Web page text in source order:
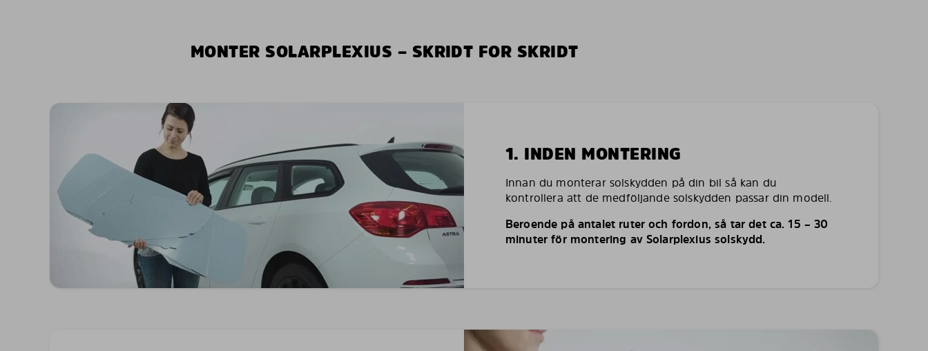
MONTER SOLARPLEXIUS – SKRIDT FOR SKRIDT
1. INDEN MONTERING
Innan du monterar solskydden på din bil så kan du
kontrollera att de medföljande solskydden passar din modell.
Beroende på antalet ruter och fordon, så tar det ca. 15 – 30
minuter för montering av Solarplexius solskydd.